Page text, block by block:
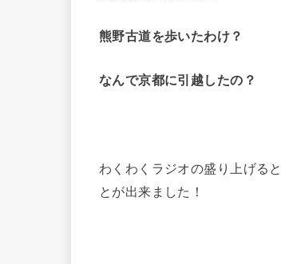
熊野古道を歩いたわけ？
なんで京都に引越したの？
わくわくラジオの盛り上げる
とが出来ました！